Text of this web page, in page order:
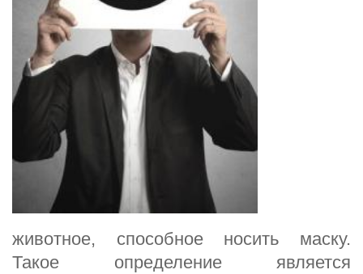
животное, способное носить маску.
Такое определение является